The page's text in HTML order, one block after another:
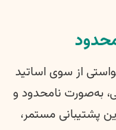
از سوی اساتید
به‌صورت نامحدود و
پشتیبانی مستمر،